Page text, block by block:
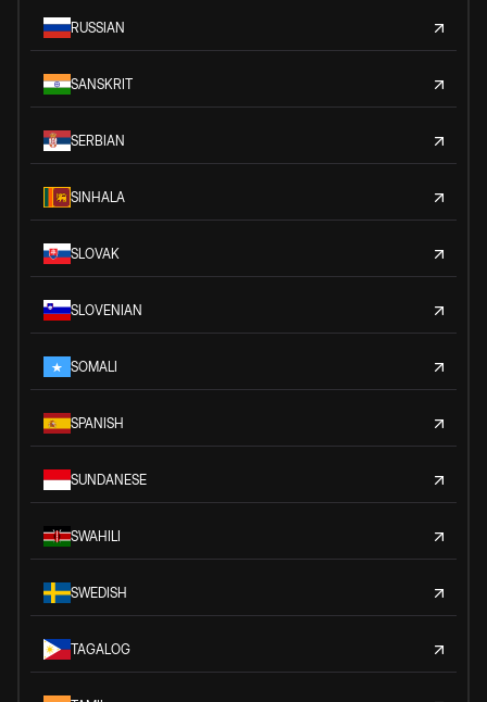
RUSSIAN
SANSKRIT
SERBIAN
SINHALA
SLOVAK
SLOVENIAN
SOMALI
SPANISH
SUNDANESE
SWAHILI
SWEDISH
TAGALOG